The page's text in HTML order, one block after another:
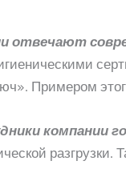
отвечают
Примером
компании
разгрузки.